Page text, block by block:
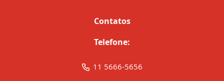
Contatos
Telefone:
11 5666-5656